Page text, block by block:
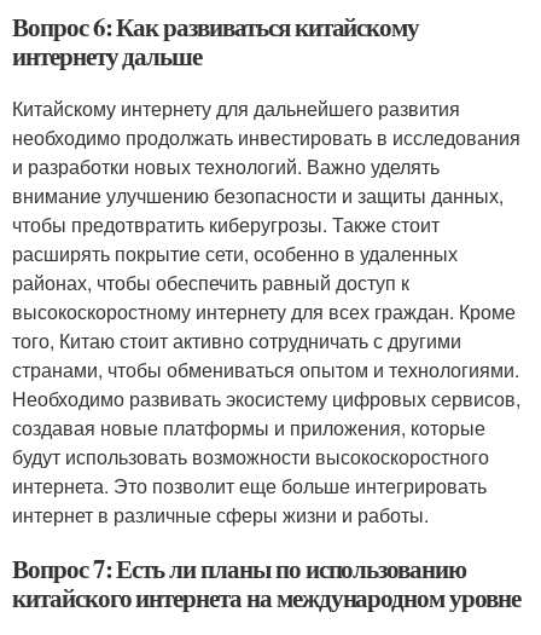
Вопрос 6: Как развиваться китайскому
интернету дальше
Китайскому интернету для дальнейшего развития
необходимо продолжать инвестировать в исследования
и разработки новых технологий. Важно уделять
внимание улучшению безопасности и защиты данных,
чтобы предотвратить киберугрозы. Также стоит
расширять покрытие сети, особенно в удаленных
районах, чтобы обеспечить равный доступ к
высокоскоростному интернету для всех граждан. Кроме
того, Китаю стоит активно сотрудничать с другими
странами, чтобы обмениваться опытом и технологиями.
Необходимо развивать экосистему цифровых сервисов,
создавая новые платформы и приложения, которые
будут использовать возможности высокоскоростного
интернета. Это позволит еще больше интегрировать
интернет в различные сферы жизни и работы.
Вопрос 7: Есть ли планы по использованию
китайского интернета на международном уровне